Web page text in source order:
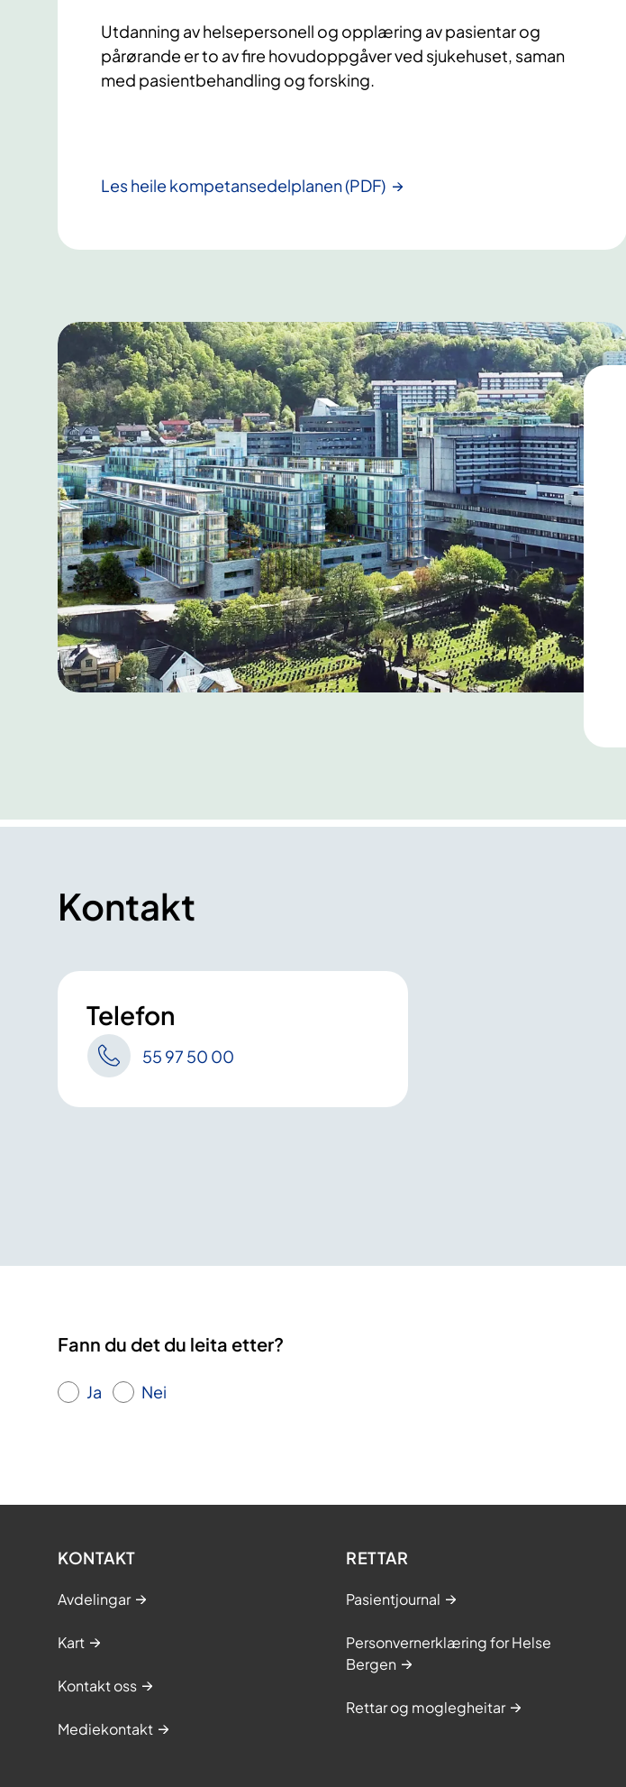
Utdanning av helsepersonell og opplæring av pasientar og
pårørande er to av fire hovudoppgåver ved sjukehuset, saman
med pasientbehandling og forsking.
Les heile kompetansedelplanen (PDF)
Kontakt
Telefon
55 97 50 00
Fann du det du leita etter?
Ja Nei
KONTAKT
Avdelingar
Kart
Kontakt oss
Mediekontakt
RETTAR
Pasientjournal
Personvernerklæring for Helse
Bergen
Rettar og moglegheitar